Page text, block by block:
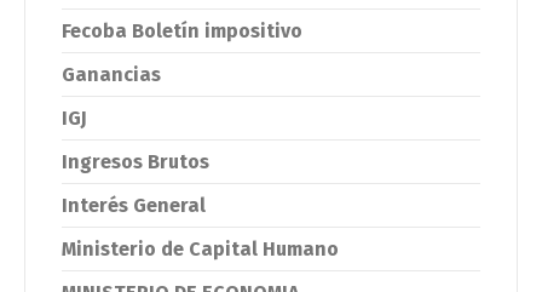
Fecoba Boletín impositivo
Ganancias
IGJ
Ingresos Brutos
Interés General
Ministerio de Capital Humano